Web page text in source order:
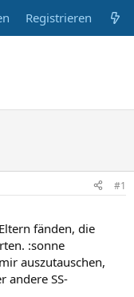
Registrieren
#1
fänden, die
:sonne
auszutauschen,
andere SS-